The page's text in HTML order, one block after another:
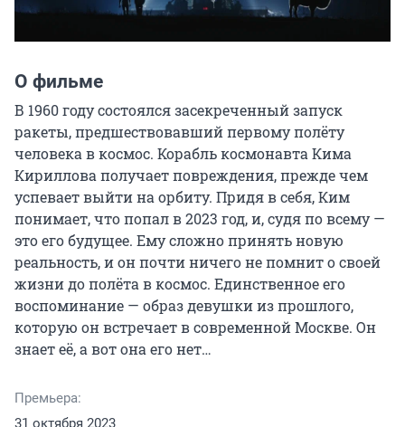
О фильме
В 1960 году состоялся засекреченный запуск
ракеты, предшествовавший первому полёту
человека в космос. Корабль космонавта Кима
Кириллова получает повреждения, прежде чем
успевает выйти на орбиту. Придя в себя, Ким
понимает, что попал в 2023 год, и, судя по всему —
это его будущее. Ему сложно принять новую
реальность, и он почти ничего не помнит о своей
жизни до полёта в космос. Единственное его
воспоминание — образ девушки из прошлого,
которую он встречает в современной Москве. Он
знает её, а вот она его нет…
Премьера:
31 октября 2023